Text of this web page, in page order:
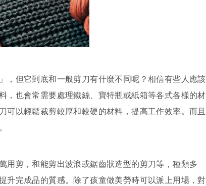
，但它到底和一般剪刀有什麼不同呢？相信有些人應該
，也會常需要處理鐵絲、寶特瓶或紙箱等各式各樣的材
可以輕鬆裁剪較厚和較硬的材料，提高工作效率。而且
用剪，和能剪出波浪或鋸齒狀造型的剪刀等，種類多
升完成品的質感。除了孩童做美勞時可以派上用場，對